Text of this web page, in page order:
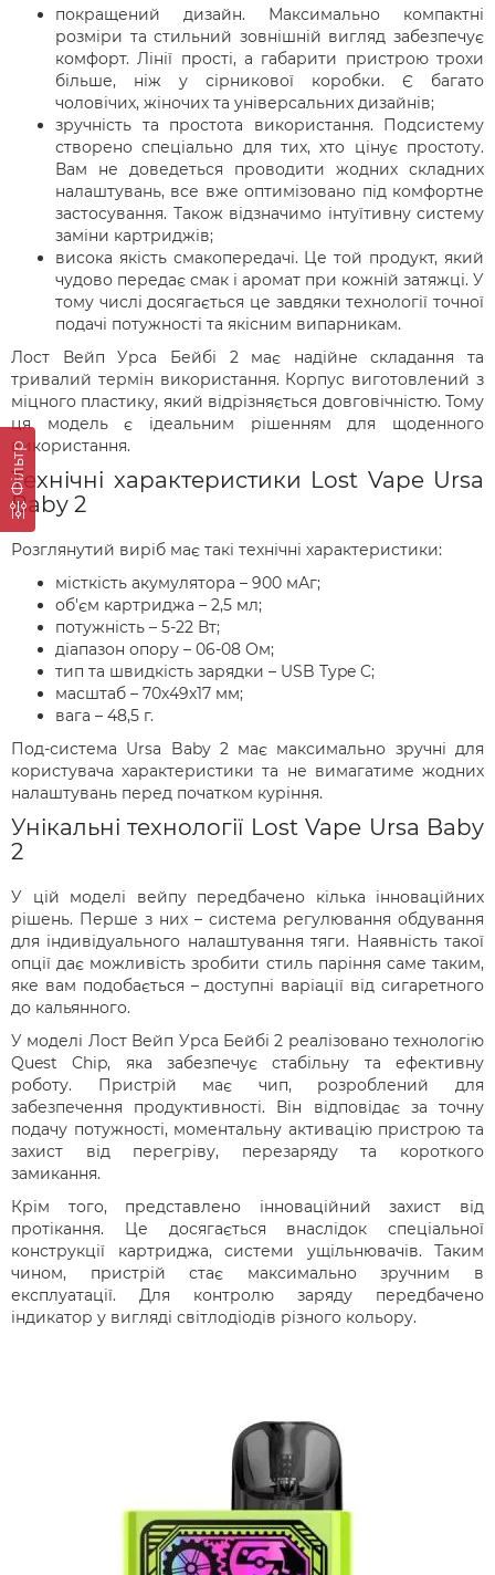
Фільтр
покращений дизайн. Максимально компактні
розміри та стильний зовнішній вигляд забезпечує
комфорт. Лінії прості, а габарити пристрою трохи
більше, ніж у сірникової коробки. Є багато
чоловічих, жіночих та універсальних дизайнів;
зручність та простота використання. Подсистему
створено спеціально для тих, хто цінує простоту.
Вам не доведеться проводити жодних складних
налаштувань, все вже оптимізовано під комфортне
застосування. Також відзначимо інтуїтивну систему
заміни картриджів;
висока якість смакопередачі. Це той продукт, який
чудово передає смак і аромат при кожній затяжці. У
тому числі досягається це завдяки технології точної
подачі потужності та якісним випарникам.
Лост Вейп Урса Бейбі 2 має надійне складання та
тривалий термін використання. Корпус виготовлений з
міцного пластику, який відрізняється довговічністю. Тому
ця модель є ідеальним рішенням для щоденного
використання.
Технічні характеристики Lost Vape Ursa
Baby 2
Розглянутий виріб має такі технічні характеристики:
місткість акумулятора – 900 мАг;
об'єм картриджа – 2,5 мл;
потужність – 5-22 Вт;
діапазон опору – 06-08 Ом;
тип та швидкість зарядки – USB Type C;
масштаб – 70х49х17 мм;
вага – 48,5 г.
Под-система Ursa Baby 2 має максимально зручні для
користувача характеристики та не вимагатиме жодних
налаштувань перед початком куріння.
Унікальні технології Lost Vape Ursa Baby
2
У цій моделі вейпу передбачено кілька інноваційних
рішень. Перше з них – система регулювання обдування
для індивідуального налаштування тяги. Наявність такої
опції дає можливість зробити стиль паріння саме таким,
яке вам подобається – доступні варіації від сигаретного
до кальянного.
У моделі Лост Вейп Урса Бейбі 2 реалізовано технологію
Quest Chip, яка забезпечує стабільну та ефективну
роботу. Пристрій має чип, розроблений для
забезпечення продуктивності. Він відповідає за точну
подачу потужності, моментальну активацію пристрою та
захист від перегріву, перезаряду та короткого
замикання.
Крім того, представлено інноваційний захист від
протікання. Це досягається внаслідок спеціальної
конструкції картриджа, системи ущільнювачів. Таким
чином, пристрій стає максимально зручним в
експлуатації. Для контролю заряду передбачено
індикатор у вигляді світлодіодів різного кольору.